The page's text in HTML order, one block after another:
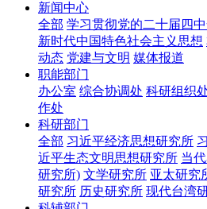
新闻中心
全部 学习贯彻党的二十届四
新时代中国特色社会主义思想
动态 党建与文明 媒体报道
职能部门
办公室 综合协调处 科研组织
作处
科研部门
全部 习近平经济思想研究所
近平生态文明思想研究所 当
研究所) 文学研究所 亚太研究
研究所 历史研究所 现代台湾